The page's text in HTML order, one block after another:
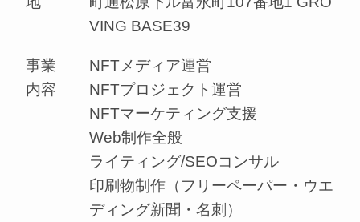
VING BASE39
事業
内容
NFTメディア運営
NFTプロジェクト運営
NFTマーケティング支援
Web制作全般
ライティング/SEOコンサル
印刷物制作（フリーペーパー・ウエ
ディング新聞・名刺）